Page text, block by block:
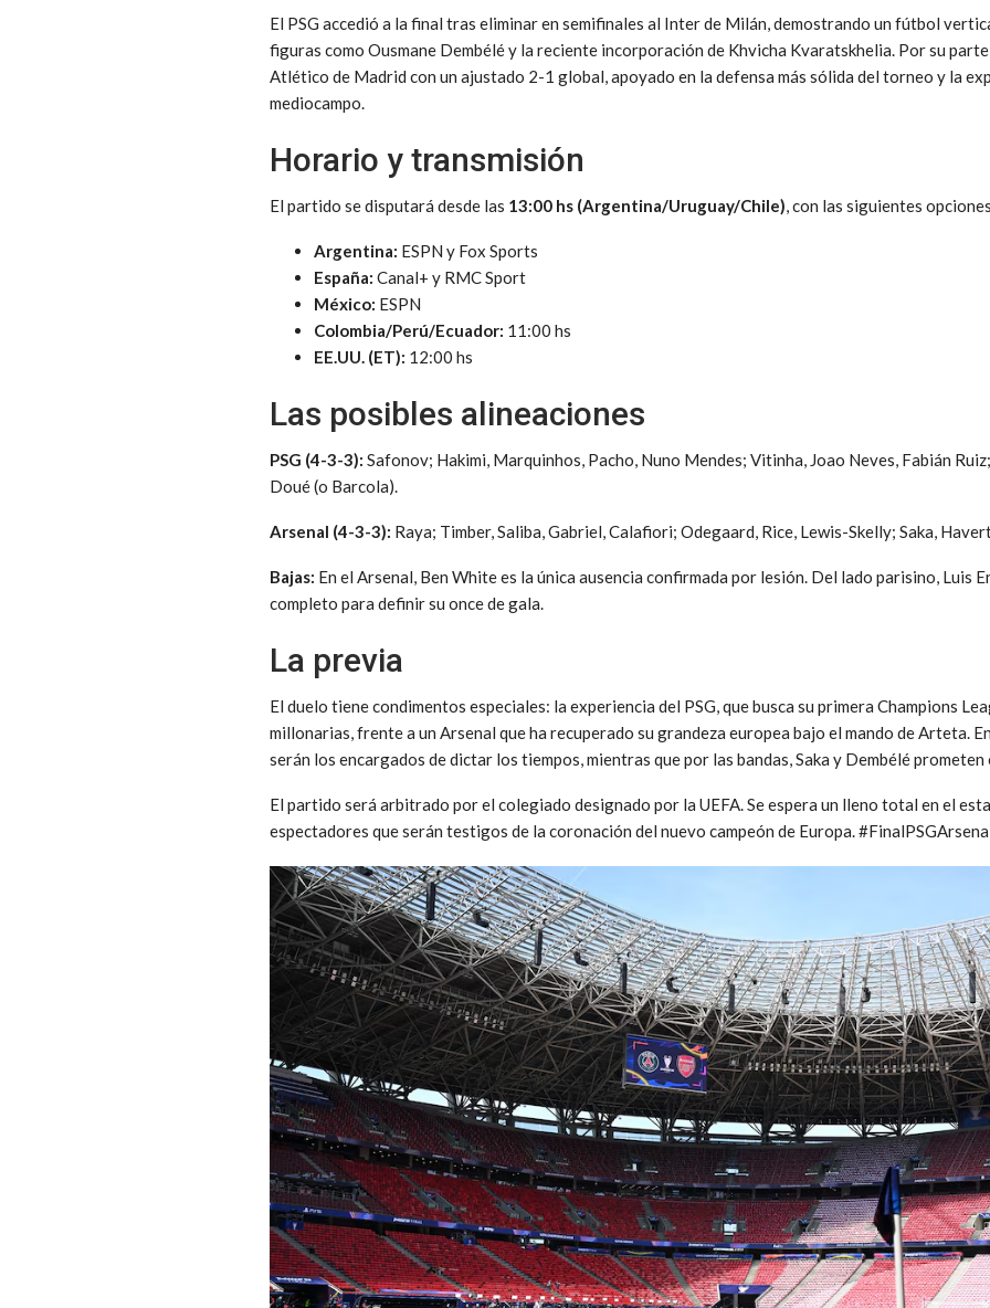
El PSG accedió a la final tras eliminar en semifinales al Inter de Milán, demostrando un fútbol
figuras como Ousmane Dembélé y la reciente incorporación de Khvicha Kvaratskhelia. Por su
Atlético de Madrid con un ajustado 2-1 global, apoyado en la defensa más sólida del torneo y la
mediocampo.
Horario y transmisión
El partido se disputará desde las 13:00 hs (Argentina/Uruguay/Chile), con las siguientes
Argentina: ESPN y Fox Sports
España: Canal+ y RMC Sport
México: ESPN
Colombia/Perú/Ecuador: 11:00 hs
EE.UU. (ET): 12:00 hs
Las posibles alineaciones
PSG (4-3-3): Safonov; Hakimi, Marquinhos, Pacho, Nuno Mendes; Vitinha, Joao Neves, Fabián
Doué (o Barcola).
Arsenal (4-3-3): Raya; Timber, Saliba, Gabriel, Calafiori; Odegaard, Rice, Lewis-Skelly; Saka,
Bajas: En el Arsenal, Ben White es la única ausencia confirmada por lesión. Del lado parisino, Luis
completo para definir su once de gala.
La previa
El duelo tiene condimentos especiales: la experiencia del PSG, que busca su primera Champions
millonarias, frente a un Arsenal que ha recuperado su grandeza europea bajo el mando de Arteta.
serán los encargados de dictar los tiempos, mientras que por las bandas, Saka y Dembélé
El partido será arbitrado por el colegiado designado por la UEFA. Se espera un lleno total en el
espectadores que serán testigos de la coronación del nuevo campeón de Europa.